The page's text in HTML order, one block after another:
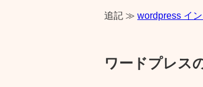
追記 ≫ wordpress イ
ワードプレス